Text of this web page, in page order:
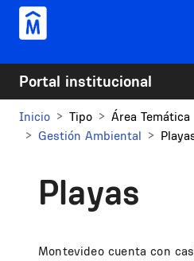
Pasar al contenido principal
Portal institucional
Inicio Tipo Área Temática
Gestión Ambiental
Playas
Montevideo cuenta con